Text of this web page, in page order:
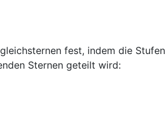
fest, indem die
Sternen geteilt wird: